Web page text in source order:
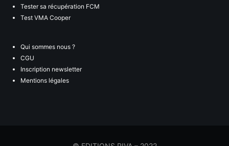
Tester sa récupération FCM
Test VMA Cooper
Qui sommes nous ?
CGU
Inscription newsletter
Mentions légales